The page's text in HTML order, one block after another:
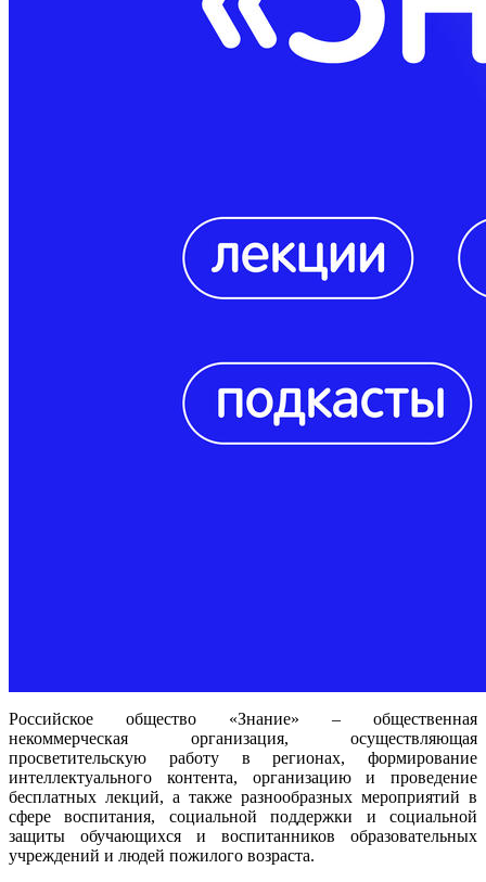
Российское общество «Знание» – общественная
некоммерческая организация, осуществляющая
просветительскую работу в регионах, формирование
интеллектуального контента, организацию и проведение
бесплатных лекций, а также разнообразных мероприятий в
сфере воспитания, социальной поддержки и социальной
защиты обучающихся и воспитанников образовательных
учреждений и людей пожилого возраста.